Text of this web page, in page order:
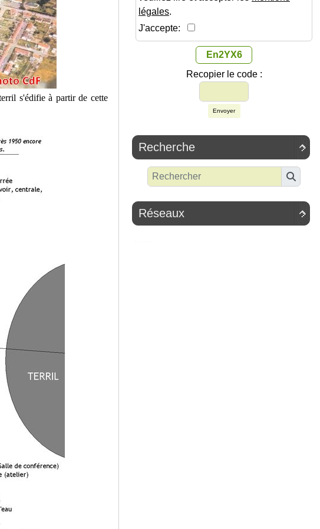
s'édifie à partir de cette
légales.
J'accepte:
En2YX6
Recopier le code :
Envoyer

Recherche

Réseaux